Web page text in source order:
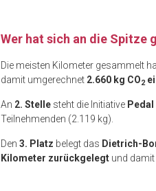
Wer hat sich an die Spitze
Die meisten Kilometer gesammelt
damit umgerechnet 2.660 kg CO2
An 2. Stelle steht die Initiative Pedal
Teilnehmenden (2.119 kg).
Den 3. Platz belegt das Dietrich-
Kilometer zurückgelegt und